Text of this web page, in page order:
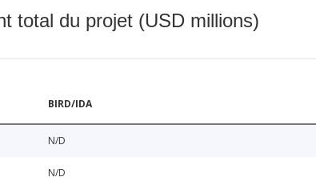
total du projet (USD millions)
BIRD/IDA
N/D
N/D